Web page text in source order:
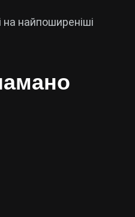
на найпоширеніші